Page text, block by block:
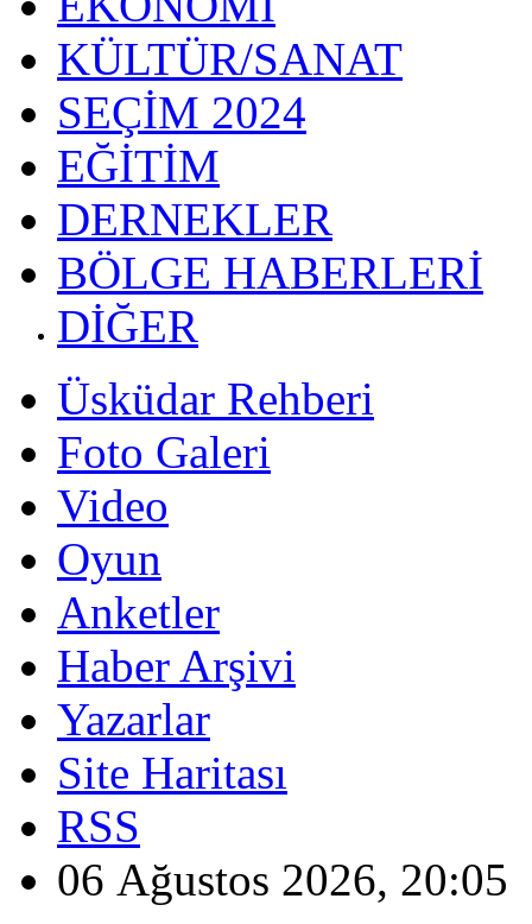
KÜLTÜR/SANAT
SEÇİM 2024
EĞİTİM
DERNEKLER
BÖLGE HABERLERİ
DİĞER
Üsküdar Rehberi
Foto Galeri
Video
Oyun
Anketler
Haber Arşivi
Yazarlar
Site Haritası
RSS
06 Ağustos 2026, 20:05